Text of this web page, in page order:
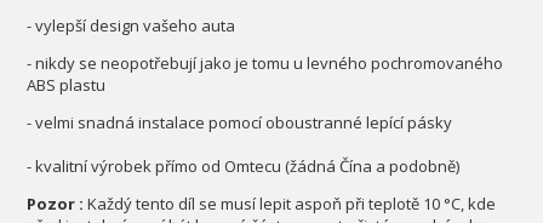
- vylepší design vašeho auta
- nikdy se neopotřebují jako je tomu u levného pochromovaného
ABS plastu
- velmi snadná instalace pomocí oboustranné lepící pásky
- kvalitní výrobek přímo od Omtecu (žádná Čína a podobně)
Pozor : Každý tento díl se musí lepit aspoň při teplotě 10 °C, kde